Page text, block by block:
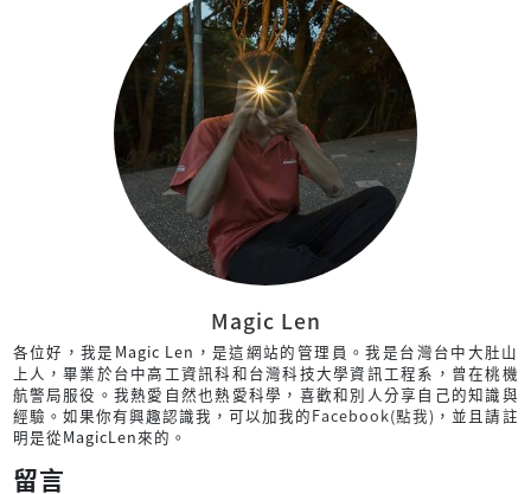
Magic Len
各位好，我是Magic Len，是這網站的管理員。我是台灣台中大肚山
上人，畢業於台中高工資訊科和台灣科技大學資訊工程系，曾在桃機
航警局服役。我熱愛自然也熱愛科學，喜歡和別人分享自己的知識與
經驗。如果你有興趣認識我，可以加我的Facebook(點我) ，並且請註
明是從MagicLen來的。
留言